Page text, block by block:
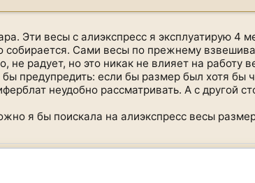
Эти весы с алиэкспресс я эксплуатирую
собирается. Сами весы по прежнему
не радует, но это никак не влияет на работу
предупредить: если бы размер был хотя бы
неудобно рассматривать. А с другой
я бы поискала на алиэкспресс весы